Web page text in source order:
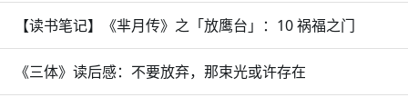
【读书笔记】《芈月传》之「放鹰台」：10 祸福之门
《三体》读后感：不要放弃，那束光或许存在